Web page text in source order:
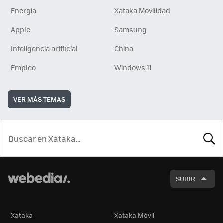
Energía
Xataka Movilidad
Apple
Samsung
Inteligencia artificial
China
Empleo
Windows 11
VER MÁS TEMAS
SUBIR
Xataka Xataka Móvil